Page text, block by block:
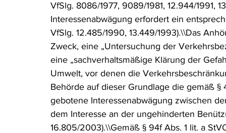
VfSlg. 8086/1977, 9089/1981, 12.944/1991,
Interessenabwägung erfordert ein
VfSlg. 12.485/1990, 13.449/1993).\\Das
Zweck, eine „Untersuchung der
eine „sachverhaltsmäßige Klärung der
Umwelt, vor denen die
Behörde auf dieser Grundlage die gemäß
gebotene Interessenabwägung zwischen
dem Interesse an der ungehinderten
16.805/2003).\\Gemäß § 94f Abs. 1 lit. a